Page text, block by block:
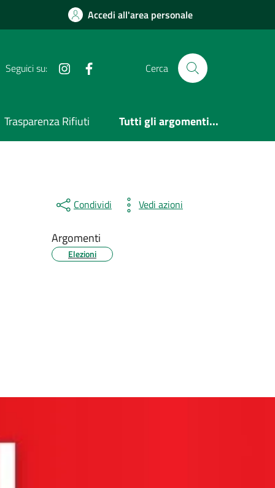
Accedi all'area personale
Seguici su: Instagram Cerca
Trasparenza Rifiuti Tutti gli argomenti...
Condividi Vedi azioni
Argomenti
Elezioni